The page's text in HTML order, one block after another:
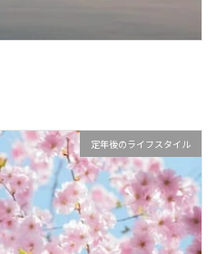
定年後のライフスタイル